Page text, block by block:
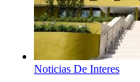
Noticias De Interes